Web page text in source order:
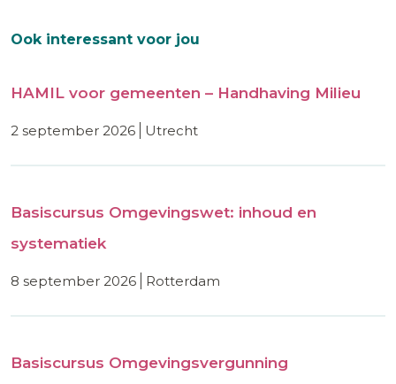
Ook interessant voor jou
HAMIL voor gemeenten – Handhaving Milieu
2 september 2026 utrecht
Basiscursus Omgevingswet: inhoud en
systematiek
8 september 2026 rotterdam
Basiscursus Omgevingsvergunning